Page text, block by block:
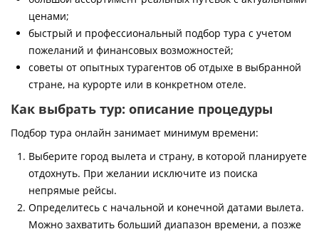
ценами;
быстрый и профессиональный подбор тура с учетом
пожеланий и финансовых возможностей;
советы от опытных турагентов об отдыхе в выбранной
стране, на курорте или в конкретном отеле.
Как выбрать тур: описание процедуры
Подбор тура онлайн занимает минимум времени:
Выберите город вылета и страну, в которой планируете
отдохнуть. При желании исключите из поиска
непрямые рейсы.
Определитесь с начальной и конечной датами вылета.
Можно захватить больший диапазон времени, а позже